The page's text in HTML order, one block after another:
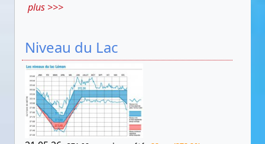
plus >>>
Niveau du Lac